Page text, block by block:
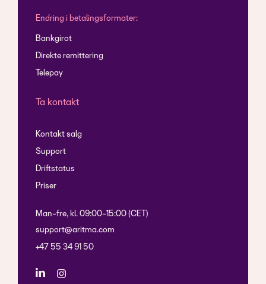
Endring i betalingsformater:
Bankgirot
Direkte remittering
Telepay
Ta kontakt
Kontakt salg
Support
Driftstatus
Priser
Man-fre, kl. 09:00-15:00 (CET)
support@aritma.com
+47 55 34 91 50